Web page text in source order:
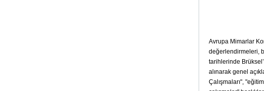
Avrupa Mimarlar
değerlendirmeleri,
tarihlerinde
alınarak genel
Çalışmaları",